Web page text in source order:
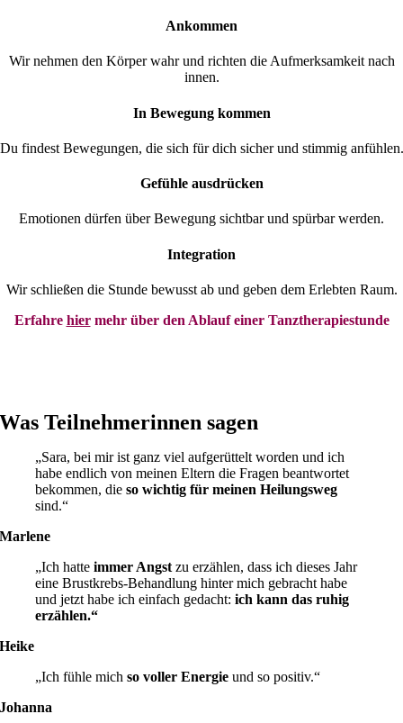
Ankommen
Wir nehmen den Körper wahr und richten die Aufmerksamkeit nach
innen.
In Bewegung kommen
Du findest Bewegungen, die sich für dich sicher und stimmig anfühlen.
Gefühle ausdrücken
Emotionen dürfen über Bewegung sichtbar und spürbar werden.
Integration
Wir schließen die Stunde bewusst ab und geben dem Erlebten Raum.
Erfahre hiermehr über den Ablauf einer Tanztherapiestunde
Was Teilnehmerinnen sagen
„Sara, bei mir ist ganz viel aufgerüttelt worden und ich
habe endlich von meinen Eltern die Fragen beantwortet
bekommen, dieso wichtig für meinen Heilungsweg
sind.“
Marlene
„Ich hatte immer Angstzu erzählen, dass ich dieses Jahr
eine Brustkrebs-Behandlung hinter mich gebracht habe
und jetzt habe ich einfach gedacht:ich kann das ruhig
erzählen.“
Heike
„Ich fühle michso voller Energie und so positiv.“
Johanna